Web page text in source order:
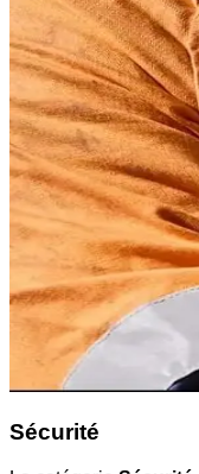
Sécurité